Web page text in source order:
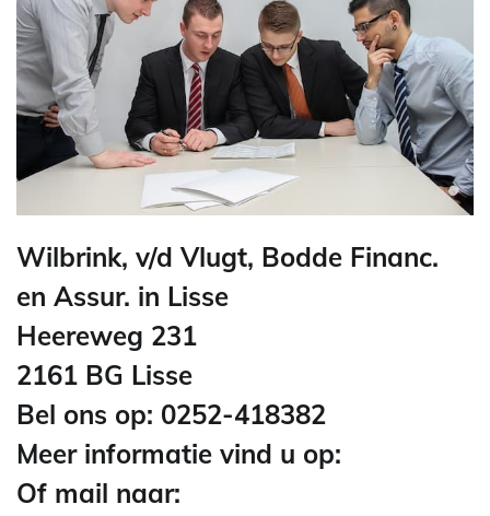
Wilbrink, v/d Vlugt, Bodde Financ.
en Assur. in Lisse
Heereweg 231
2161 BG Lisse
Bel ons op: 0252-418382
Meer informatie vind u op:
Of mail naar: